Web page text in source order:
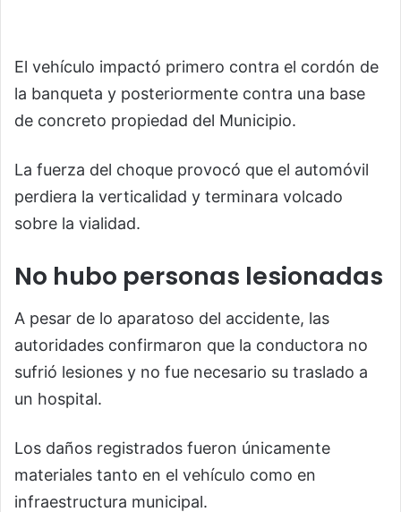
El vehículo impactó primero contra el cordón de
la banqueta y posteriormente contra una base
de concreto propiedad del Municipio.
La fuerza del choque provocó que el automóvil
perdiera la verticalidad y terminara volcado
sobre la vialidad.
No hubo personas lesionadas
A pesar de lo aparatoso del accidente, las
autoridades confirmaron que la conductora no
sufrió lesiones y no fue necesario su traslado a
un hospital.
Los daños registrados fueron únicamente
materiales tanto en el vehículo como en
infraestructura municipal.